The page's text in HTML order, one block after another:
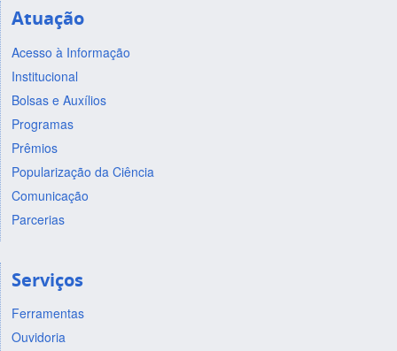
Atuação
Acesso à Informação
Institucional
Bolsas e Auxílios
Programas
Prêmios
Popularização da Ciência
Comunicação
Parcerias
Serviços
Ferramentas
Ouvidoria